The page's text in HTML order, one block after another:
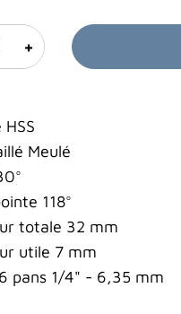
+
Meulé
118°
totale 32 mm
utile 7 mm
pans 1/4" - 6,35 mm